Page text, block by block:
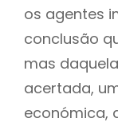
os agentes
conclusão
mas
acertada,
económica,